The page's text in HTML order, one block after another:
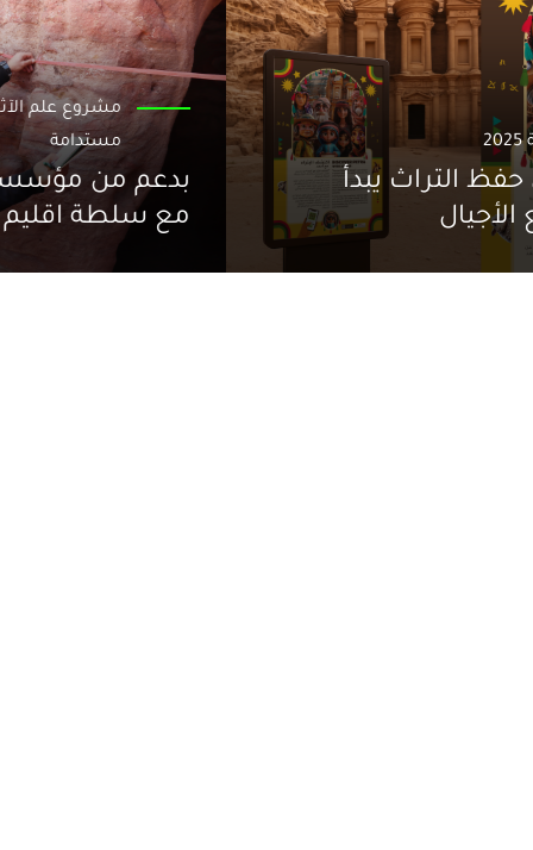
تغيير السرد سنة 2025
في سِلا، نؤمن أن حفظ التراث يبدأ
بالتوعية عبر جميع الأجيال